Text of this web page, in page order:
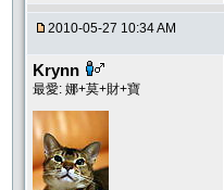
2010-05-27 10:34 AM
Krynn
最愛: 娜+莫+財+寶